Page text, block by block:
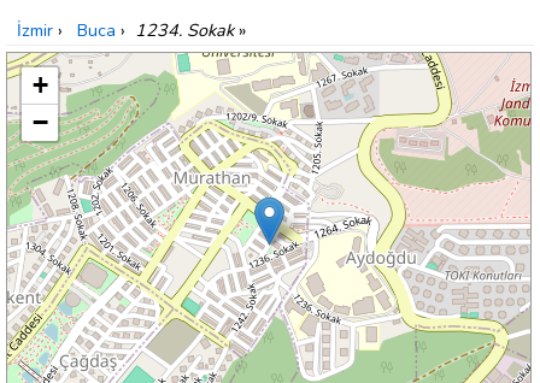
İzmir › Buca › 1234. Sokak»
+
−